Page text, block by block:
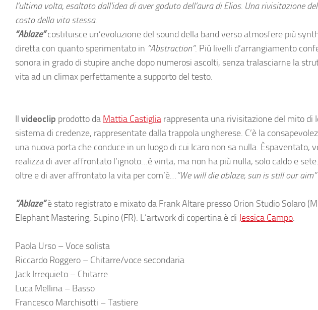
l’ultima volta, esaltato dall’idea di aver goduto dell’aura di Elios. Una rivisitazione
costo della vita stessa.
“Ablaze”costituisce un’evoluzione del sound della band verso atmosfere più
diretta con quanto sperimentato in “Abstraction”. Più livelli d’arrangiamento
sonora in grado di stupire anche dopo numerosi ascolti, senza tralasciarne la
vita ad un climax perfettamente a supporto del testo.
Il videoclip prodotto da Mattia Castiglia rappresenta una rivisitazione del mito di
sistema di credenze, rappresentate dalla trappola ungherese. C’è la
una nuova porta che conduce in un luogo di cui Icaro non sa nulla. Èspaventato,
realizza di aver affrontato l’ignoto…è vinta, ma non ha più nulla, solo caldo e
oltre e di aver affrontato la vita per com’è…“We will die ablaze, sun is still our aim”
“Ablaze”è stato registrato e mixato da Frank Altare presso Orion Studio Solaro
Elephant Mastering, Supino (FR). L’artwork di copertina è di Jessica Campo.
Paola Urso – Voce solista
Riccardo Roggero – Chitarre/voce secondaria
Jack Irrequieto – Chitarre
Luca Mellina – Basso
Francesco Marchisotti – Tastiere